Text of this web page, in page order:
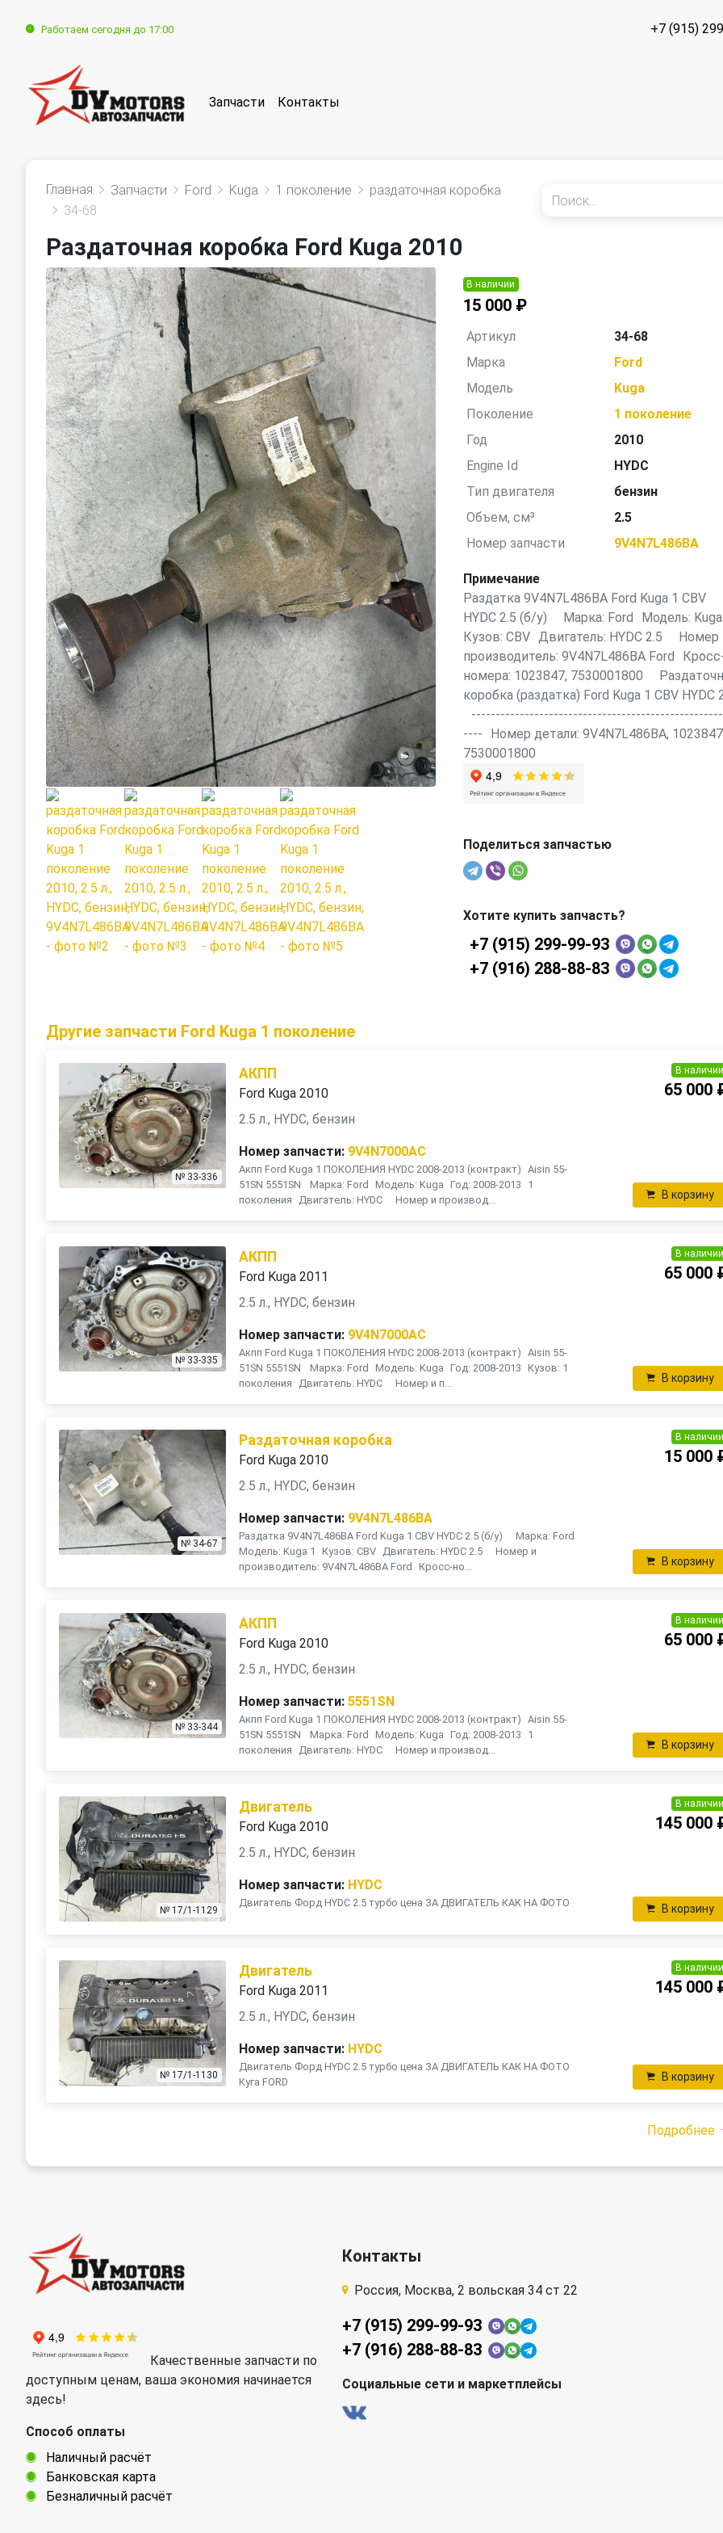
Работаем сегодня до 17:00 +7 (915)
Запчасти Контакты
Главная Запчасти Ford Kuga 1 поколение
раздаточная коробка
34-68
Раздаточная коробка Ford Kuga 2010
В наличии
15 000 ₽
Артикул
34-68
Марка
Ford
Модель
Kuga
Поколение
1 поколение
Год
2010
Engine Id
HYDC
Тип двигателя
бензин
Объем, см³
2.5
Номер запчасти
9V4N7L486BA
Примечание
Раздатка 9V4N7L486BA Ford Kuga 1 CBV
HYDC 2.5 (б/у) Марка: Ford Модель:
Кузов: CBV Двигатель: HYDC 2.5 Номер
производитель: 9V4N7L486BA Ford
номера: 1023847, 7530001800
коробка (раздатка) Ford Kuga 1 CBV HYDC
---- Номер детали: 9V4N7L486BA,
7530001800
Поделиться запчастью
Хотите купить запчасть?
+7 (915) 299-99-93
+7 (916) 288-88-83
Другие запчасти Ford Kuga 1 поколение
№ 33-336
АКПП
Ford Kuga 2010
2.5 л., HYDC, бензин
Номер запчасти: 9V4N7000AC
Акпп Ford Kuga 1 ПОКОЛЕНИЯ HYDC 2008-2013 (контракт) Aisin 55-
51SN 5551SN Марка: Ford Модель: Kuga Год: 2008-2013 1
поколения Двигатель: HYDC Номер и производ...
В наличии
65 000
В корзину
№ 33-335
АКПП
Ford Kuga 2011
2.5 л., HYDC, бензин
Номер запчасти: 9V4N7000AC
Акпп Ford Kuga 1 ПОКОЛЕНИЯ HYDC 2008-2013 (контракт) Aisin 55-
51SN 5551SN Марка: Ford Модель: Kuga Год: 2008-2013 Кузов: 1
поколения Двигатель: HYDC Номер и п...
В наличии
65 000
В корзину
№ 34-67
Раздаточная коробка
Ford Kuga 2010
2.5 л., HYDC, бензин
Номер запчасти: 9V4N7L486BA
Раздатка 9V4N7L486BA Ford Kuga 1 CBV HYDC 2.5 (б/у) Марка: Ford
Модель: Kuga 1 Кузов: CBV Двигатель: HYDC 2.5 Номер и
производитель: 9V4N7L486BA Ford Кросс-но...
В наличии
15 000
В корзину
№ 33-344
АКПП
Ford Kuga 2010
2.5 л., HYDC, бензин
Номер запчасти: 5551SN
Акпп Ford Kuga 1 ПОКОЛЕНИЯ HYDC 2008-2013 (контракт) Aisin 55-
51SN 5551SN Марка: Ford Модель: Kuga Год: 2008-2013 1
поколения Двигатель: HYDC Номер и производ...
В наличии
65 000
В корзину
№ 17/1-1129
Двигатель
Ford Kuga 2010
2.5 л., HYDC, бензин
Номер запчасти: HYDC
Двигатель Форд HYDC 2.5 турбо цена ЗА ДВИГАТЕЛЬ КАК НА ФОТО
В наличии
145 000
В корзину
№ 17/1-1130
Двигатель
Ford Kuga 2011
2.5 л., HYDC, бензин
Номер запчасти: HYDC
Двигатель Форд HYDC 2.5 турбо цена ЗА ДВИГАТЕЛЬ КАК НА ФОТО
Куга FORD
В наличии
145 000
В корзину
Подробнее
Качественные запчасти по
доступным ценам, ваша экономия начинается
здесь!
Способ оплаты
Наличный расчёт
Банковская карта
Безналичный расчёт
Контакты
Россия, Москва, 2 вольская 34 ст 22
+7 (915) 299-99-93
+7 (916) 288-88-83
Социальные сети и маркетплейсы